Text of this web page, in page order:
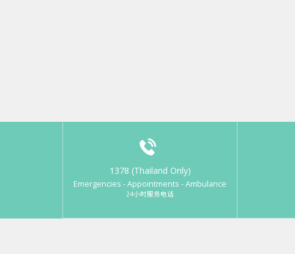
1378 (Thailand Only)
Emergencies - Appointments - Ambulance
24小时服务电话